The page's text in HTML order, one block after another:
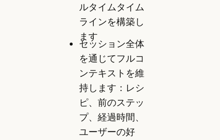
ルタイムタイム
ラインを構築し
ます
セッション全体
を通じてフルコ
ンテキストを維
持します：レシ
ピ、前のステッ
プ、経過時間、
ユーザーの好